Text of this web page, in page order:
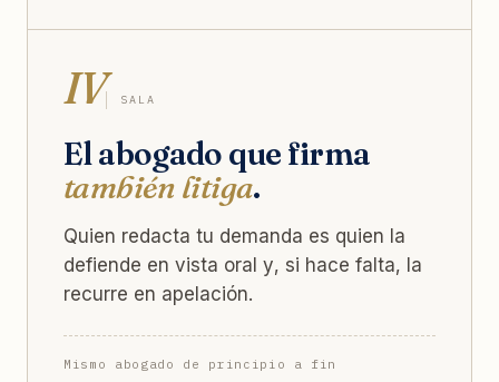
IV SALA
El abogado que firma
también litiga.
Quien redacta tu demanda es quien la
defiende en vista oral y, si hace falta, la
recurre en apelación.
Mismo abogado de principio a fin